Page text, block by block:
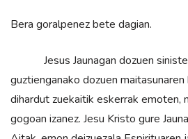
Bera goralpenez bete dagian.
Jesus Jaunagan dozuen
guztienganako dozuen
dihardut zuekaitik eskerrak emoten,
gogoan izanez. Jesu Kristo gure